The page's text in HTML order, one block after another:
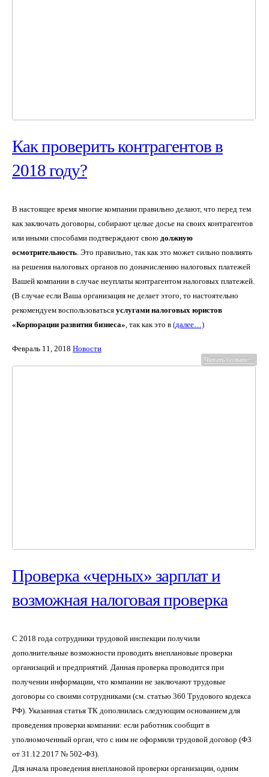
Как проверить контрагентов в
2018 году?
В настоящее время многие компании правильно делают, что перед тем
как заключать договоры, собирают целые досье на своих контрагентов
или иными способами подтверждают свою должную
осмотрительность. Это правильно, так как это может сильно повлиять
на решения налоговых органов по доначислению налоговых платежей
Вашей компании в случае неуплаты контрагентом налоговых платежей.
(В случае если Ваша организация не делает этого, то настоятельно
рекомендуем воспользоваться услугами налоговых юристов
«Корпорации развития бизнеса», так как это в (далее…)
Февраль 11, 2018 Новости
Читать больше...
Проверка «черных» зарплат и
возможная налоговая проверка
С 2018 года сотрудники трудовой инспекции получили
дополнительные возможности проводить внеплановые проверки
организаций и предприятий. Данная проверка проводится при
получении информации, что компании не заключают трудовые
договоры со своими сотрудниками (см. статью 360 Трудового кодекса
РФ). Указанная статья ТК дополнилась следующим основанием для
проведения проверки компании: если работник сообщит в
уполномоченный орган, что с ним не оформили трудовой договор (ФЗ
от 31.12.2017 № 502-ФЗ).
Для начала проведения внеплановой проверки организации, одним